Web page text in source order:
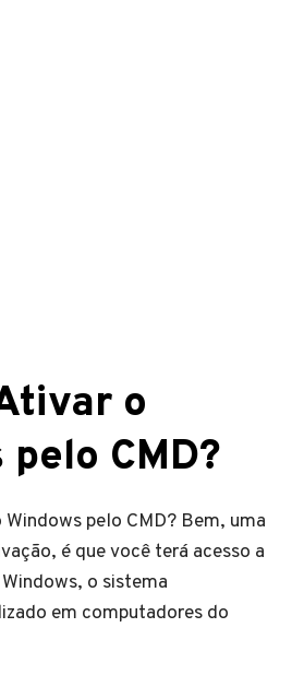
o
CMD?
pelo CMD? Bem, uma
é que você terá acesso a
o sistema
em computadores do